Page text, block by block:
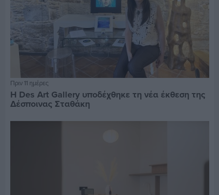
Πριν 11 ημέρες
Η Des Art Gallery υποδέχθηκε τη νέα έκθεση της
Δέσποινας Σταθάκη